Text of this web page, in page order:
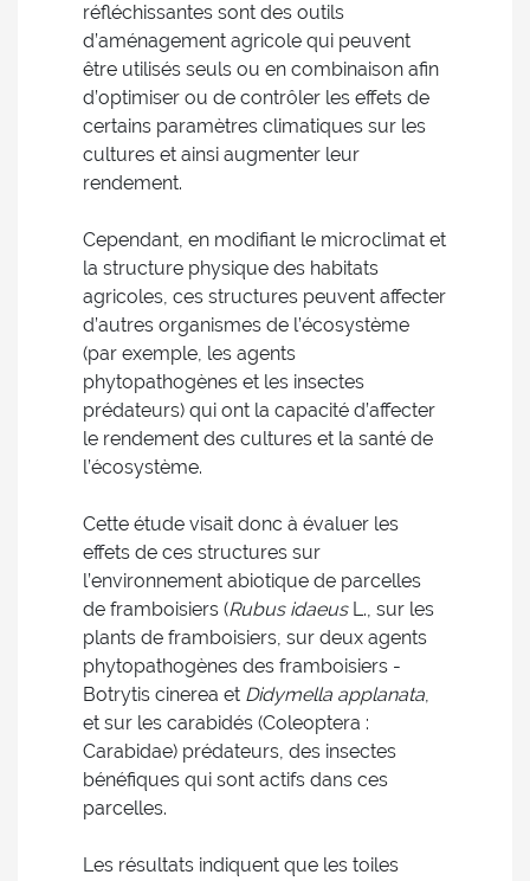
réfléchissantes sont des outils
d’aménagement agricole qui peuvent
être utilisés seuls ou en combinaison afin
d’optimiser ou de contrôler les effets de
certains paramètres climatiques sur les
cultures et ainsi augmenter leur
rendement.
Cependant, en modifiant le microclimat et
la structure physique des habitats
agricoles, ces structures peuvent affecter
d’autres organismes de l’écosystème
(par exemple, les agents
phytopathogènes et les insectes
prédateurs) qui ont la capacité d’affecter
le rendement des cultures et la santé de
l’écosystème.
Cette étude visait donc à évaluer les
effets de ces structures sur
l’environnement abiotique de parcelles
de framboisiers (Rubus idaeus L., sur les
plants de framboisiers, sur deux agents
phytopathogènes des framboisiers -
Botrytis cinerea et Didymella applanata,
et sur les carabidés (Coleoptera :
Carabidae) prédateurs, des insectes
bénéfiques qui sont actifs dans ces
parcelles.
Les résultats indiquent que les toiles